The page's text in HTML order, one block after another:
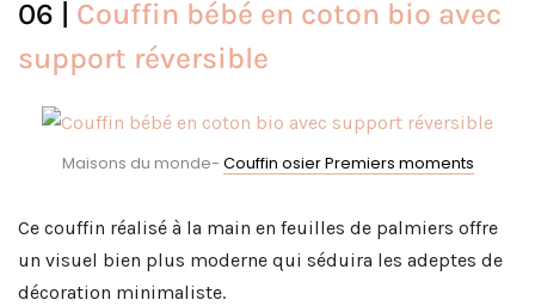
06 | Couffin bébé en coton bio avec
support réversible
Maisons du monde- Couffin osier Premiers moments
Ce couffin réalisé à la main en feuilles de palmiers offre
un visuel bien plus moderne qui séduira les adeptes de
décoration minimaliste.